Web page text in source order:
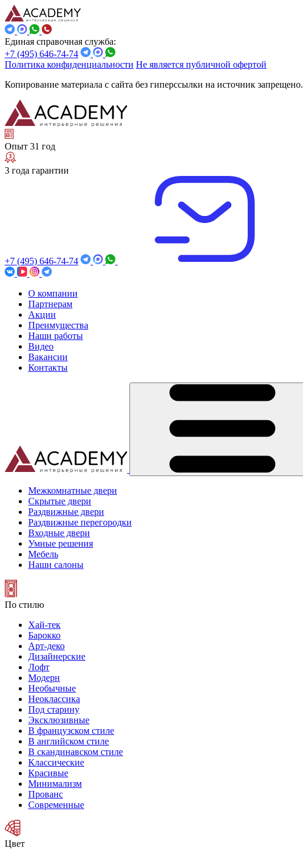
Единая справочная служба:
+7 (495) 646-74-74
Политика конфиденциальности Не является публичной офертой
Копирование материала с сайта без гиперссылки на источник запрещено.
Опыт 31 год
3 года гарантии
+7 (495) 646-74-74
О компании
Партнерам
Акции
Преимущества
Наши работы
Видео
Вакансии
Контакты
Межкомнатные двери
Скрытые двери
Раздвижные двери
Раздвижные перегородки
Входные двери
Умные решения
Мебель
Наши салоны
По стилю
Хай-тек
Барокко
Арт-деко
Дизайнерские
Лофт
Модерн
Необычные
Неоклассика
Под старину
Эксклюзивные
В французском стиле
В английском стиле
В скандинавском стиле
Классические
Красивые
Минимализм
Прованс
Современные
Цвет